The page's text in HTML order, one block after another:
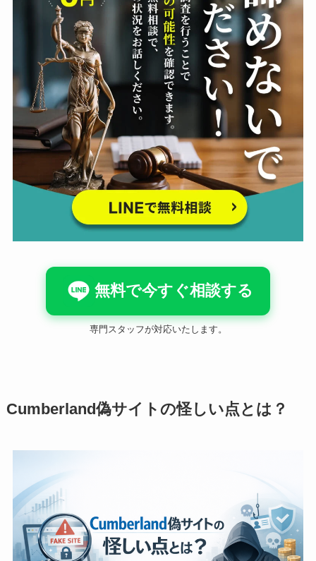
無料で今すぐ相談する
専門スタッフが対応いたします。
Cumberland偽サイトの怪しい点とは？